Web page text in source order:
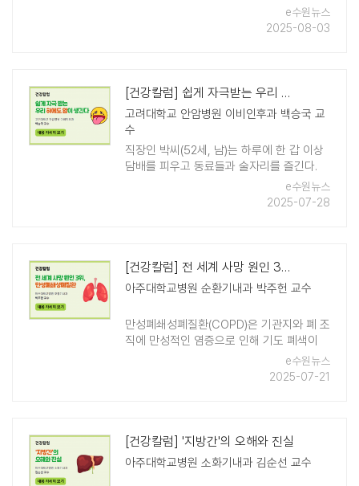
하지만 체중 감량을 위해 급격하게 운동량을
늘릴 경우, 오히려 건강에 해로울 수 있어 주
e수원뉴스
2025-08-03
[건강칼럼] 쉽게 자극받는 우리 혀에도 암이 생긴다
고려대학교 안암병원 이비인후과 백승국 교
수
직장인 박씨(52세, 남)는 하루에 한 갑 이상
담배를 피우고 동료들과 술자리를 즐긴다.
어느 날 입안에 궤양이 생긴 것을 발견했는
데 대수롭지 않게 여기며 연고를 바르고 통
e수원뉴스
2025-07-28
[건강칼럼] 전 세계 사망 원인 3위, 만성폐쇄성폐질환
아주대학교병원 순환기내과 박주헌 교수
만성폐쇄성폐질환(COPD)은 기관지와 폐 조
직에 만성적인 염증으로 인해 기도 폐색이
회복될 수 없을 정도로 진행됨에 따라 폐 기
능이 서서히 저하되는 질환을 의미한다. 국
e수원뉴스
2025-07-21
[건강칼럼] '지방간'의 오해와 진실
아주대학교병원 소화기내과 김순선 교수